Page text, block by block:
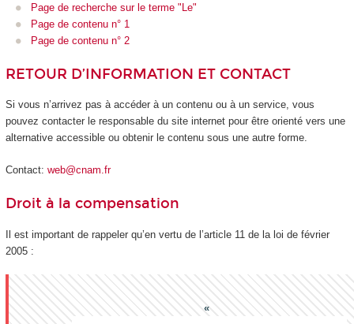
Page de recherche sur le terme "Le"
Page de contenu n° 1
Page de contenu n° 2
RETOUR D’INFORMATION ET CONTACT
Si vous n’arrivez pas à accéder à un contenu ou à un service, vous
pouvez contacter le responsable du site internet pour être orienté vers une
alternative accessible ou obtenir le contenu sous une autre forme.
Contact: web@cnam.fr
Droit à la compensation
Il est important de rappeler qu’en vertu de l’article 11 de la loi de février
2005 :